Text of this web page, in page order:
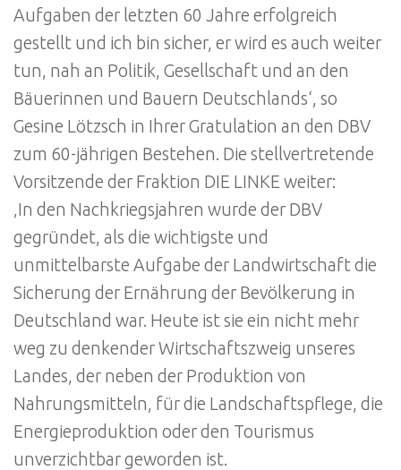
Aufgaben der letzten 60 Jahre erfolgreich
gestellt und ich bin sicher, er wird es auch weiter
tun, nah an Politik, Gesellschaft und an den
Bäuerinnen und Bauern Deutschlands‘, so
Gesine Lötzsch in Ihrer Gratulation an den DBV
zum 60-jährigen Bestehen. Die stellvertretende
Vorsitzende der Fraktion DIE LINKE weiter:
‚In den Nachkriegsjahren wurde der DBV
gegründet, als die wichtigste und
unmittelbarste Aufgabe der Landwirtschaft die
Sicherung der Ernährung der Bevölkerung in
Deutschland war. Heute ist sie ein nicht mehr
weg zu denkender Wirtschaftszweig unseres
Landes, der neben der Produktion von
Nahrungsmitteln, für die Landschaftspflege, die
Energieproduktion oder den Tourismus
unverzichtbar geworden ist.